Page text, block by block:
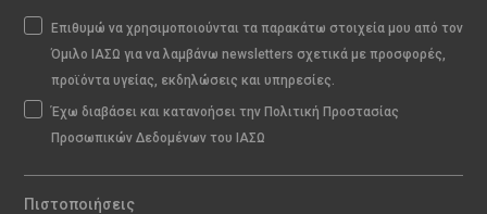
Επιθυμώ να χρησιμοποιούνται τα παρακάτω στοιχεία μου από τον
Όμιλο ΙΑΣΩ για να λαμβάνω newsletters σχετικά με προσφορές,
προϊόντα υγείας, εκδηλώσεις και υπηρεσίες.
Έχω διαβάσει και κατανοήσει την Πολιτική Προστασίας
Προσωπικών Δεδομένων του ΙΑΣΩ
Πιστοποιήσεις